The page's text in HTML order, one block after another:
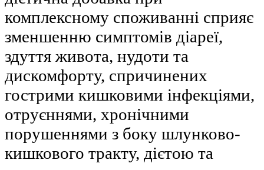
комплексному споживанні сприяє
зменшенню симптомів діареї,
здуття живота, нудоти та
дискомфорту, спричинених
гострими кишковими інфекціями,
отруєннями, хронічними
порушеннями з боку шлунково-
кишкового тракту, дієтою та